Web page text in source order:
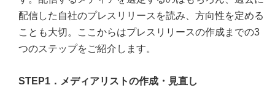
配信した自社のプレスリリースを読み、方向性を定める
ことも大切。ここからはプレスリリースの作成までの3
つのステップをご紹介します。
STEP1．メディアリストの作成・見直し